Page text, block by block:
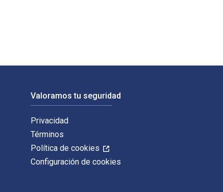
Valoramos tu seguridad
Privacidad
Términos
Política de cookies
Configuración de cookies